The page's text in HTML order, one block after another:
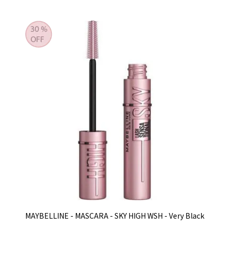
MAYBELLINE - MASCARA - SKY HIGH WSH - Very Black